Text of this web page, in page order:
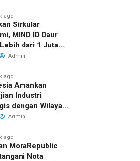
ago
Sirkular
MIND ID Daur
dari 1 Juta
Sisa
Admin
ago
Amankan
Industri
dengan Wilayah
Rusia untuk
Admin
ago
MoraRepublic
Nota